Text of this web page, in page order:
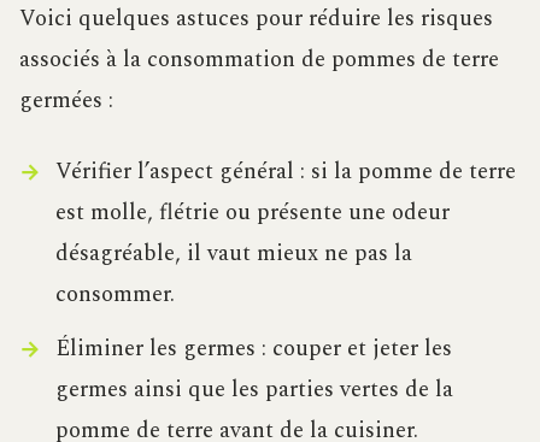
Voici quelques astuces pour réduire les risques
associés à la consommation de pommes de terre
germées :
Vérifier l’aspect général : si la pomme de terre
est molle, flétrie ou présente une odeur
désagréable, il vaut mieux ne pas la
consommer.
Éliminer les germes : couper et jeter les
germes ainsi que les parties vertes de la
pomme de terre avant de la cuisiner.